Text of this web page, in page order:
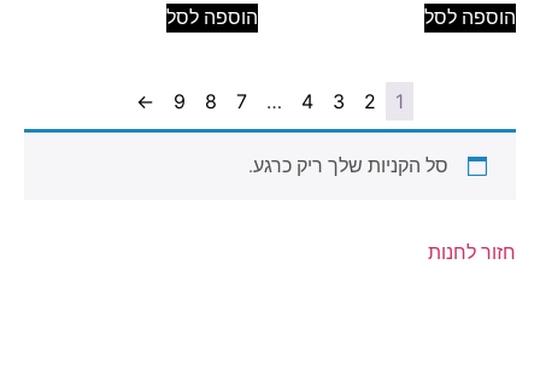
הוספה לסל הוספה לסל
1
2
3
4
…
7
8
9
←
סל הקניות שלך ריק כרגע.
חזור לחנות